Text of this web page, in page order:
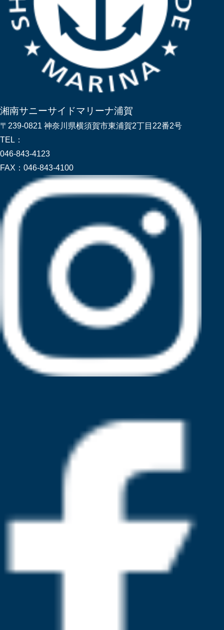
湘南サニーサイドマリーナ浦賀
〒239-0821 神奈川県横須賀市東浦賀2丁目22番2号
TEL：
046-843-4123
FAX： 046-843-4100